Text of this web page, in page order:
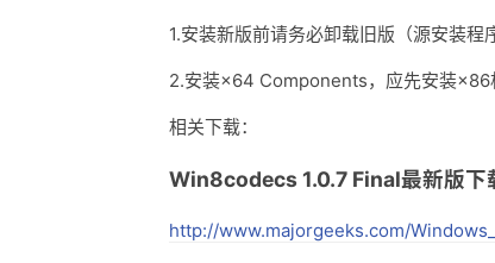
1.安装新版前请务必卸载旧版（源安装程
2.安装×64 Components，应先安装×86
相关下载：
Win8codecs 1.0.7 Final最新版
http://www.majorgeeks.com/